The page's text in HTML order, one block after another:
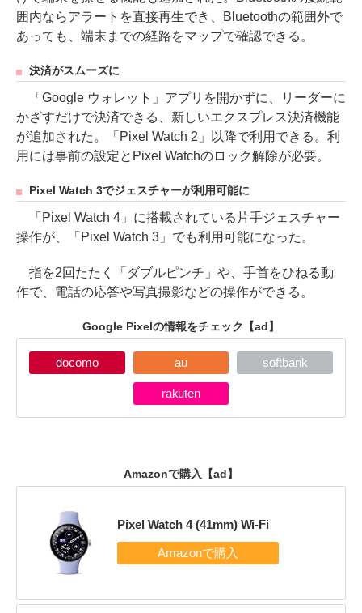
囲内ならアラートを直接再生でき、Bluetoothの範囲外で
あっても、端末までの経路をマップで確認できる。
決済がスムーズに
「Google ウォレット」アプリを開かずに、リーダーに
かざすだけで決済できる、新しいエクスプレス決済機能
が追加された。「Pixel Watch 2」以降で利用できる。利
用には事前の設定とPixel Watchのロック解除が必要。
Pixel Watch 3でジェスチャーが利用可能に
「Pixel Watch 4」に搭載されている片手ジェスチャー
操作が、「Pixel Watch 3」でも利用可能になった。
指を2回たたく「ダブルピンチ」や、手首をひねる動
作で、電話の応答や写真撮影などの操作ができる。
Google Pixelの情報をチェック 【ad】
docomo au softbank
rakuten
Amazonで購入 【ad】
Pixel Watch 4 (41mm) Wi-Fi